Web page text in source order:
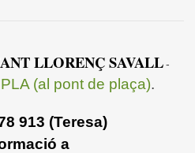
LLORENÇ SAVALL -
(al pont de plaça).
913 (Teresa)
a